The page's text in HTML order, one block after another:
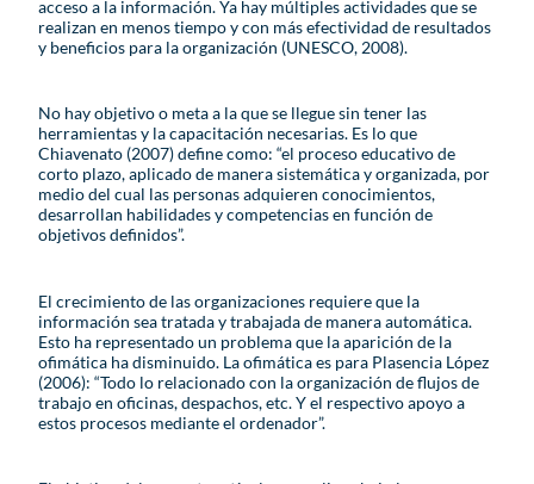
acceso a la información. Ya hay múltiples actividades que se
realizan en menos tiempo y con más efectividad de resultados
y beneficios para la organización (UNESCO, 2008).
No hay objetivo o meta a la que se llegue sin tener las
herramientas y la capacitación necesarias. Es lo que
Chiavenato (2007) define como: “el proceso educativo de
corto plazo, aplicado de manera sistemática y organizada, por
medio del cual las personas adquieren conocimientos,
desarrollan habilidades y competencias en función de
objetivos definidos”.
El crecimiento de las organizaciones requiere que la
información sea tratada y trabajada de manera automática.
Esto ha representado un problema que la aparición de la
ofimática ha disminuido. La ofimática es para Plasencia López
(2006): “Todo lo relacionado con la organización de flujos de
trabajo en oficinas, despachos, etc. Y el respectivo apoyo a
estos procesos mediante el ordenador”.